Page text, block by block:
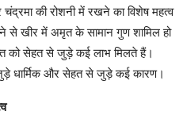
चंद्रमा की रोशनी में रखने का विशेष महत्व
से खीर में अमृत के सामान गुण शामिल हो
को सेहत से जुड़े कई लाभ मिलते हैं।
धार्मिक और सेहत से जुड़े कई कारण।